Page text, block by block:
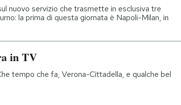
nuovo servizio che trasmette in esclusiva tre
la prima di questa giornata è Napoli-Milan, in
in TV
tempo che fa, Verona-Cittadella, e qualche bel